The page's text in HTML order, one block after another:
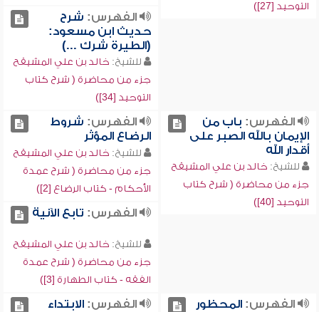
التوحيد [27])
الفهرس: شرح
حديث ابن مسعود:
(الطيرة شرك ...)
للشيخ: خالد بن علي المشيقح
جزء من محاضرة ( شرح كتاب
التوحيد [34])
الفهرس: باب من
الإيمان بالله الصبر على
أقدار الله
للشيخ: خالد بن علي المشيقح
جزء من محاضرة ( شرح كتاب
التوحيد [40])
الفهرس: شروط
الرضاع المؤثر
للشيخ: خالد بن علي المشيقح
جزء من محاضرة ( شرح عمدة
الأحكام - كتاب الرضاع [2])
الفهرس: تابع الآنية
للشيخ: خالد بن علي المشيقح
جزء من محاضرة ( شرح عمدة
الفقه - كتاب الطهارة [3])
الفهرس:المحظور
الفهرس:الابتداء